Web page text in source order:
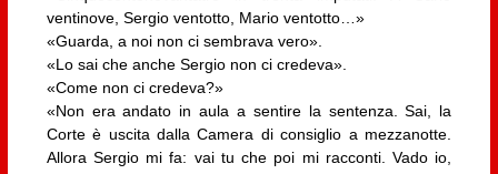
ventinove, Sergio ventotto, Mario ventotto…»
«Guarda, a noi non ci sembrava vero».
«Lo sai che anche Sergio non ci credeva».
«Come non ci credeva?»
«Non era andato in aula a sentire la sentenza. Sai, la
Corte è uscita dalla Camera di consiglio a mezzanotte.
Allora Sergio mi fa: vai tu che poi mi racconti. Vado io,